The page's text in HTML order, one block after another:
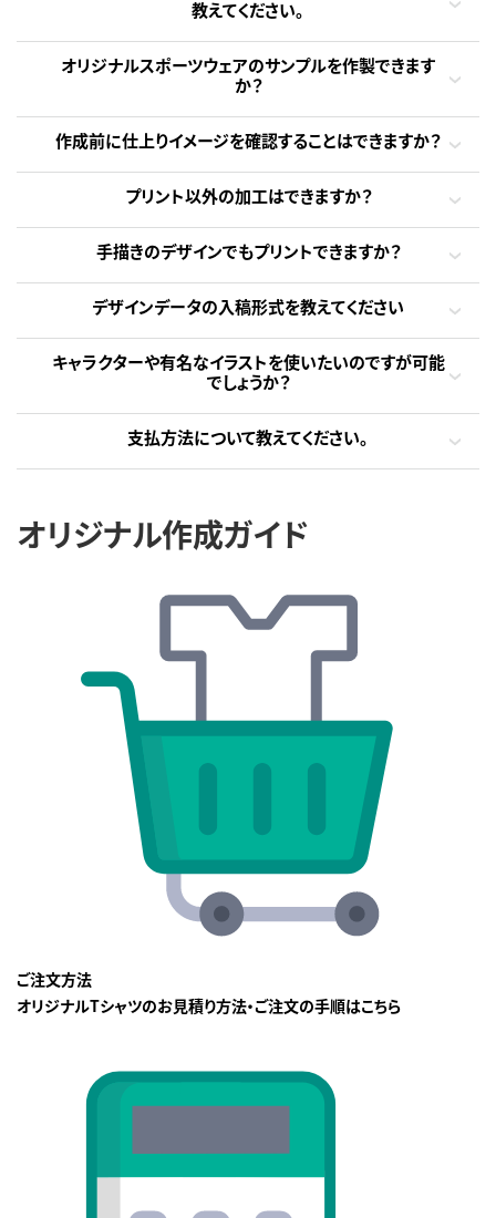
教えてください。
オリジナルスポーツウェアのサンプルを作製できます
か？
作成前に仕上りイメージを確認することはできますか？
プリント以外の加工はできますか？
手描きのデザインでもプリントできますか？
デザインデータの入稿形式を教えてください
キャラクターや有名なイラストを使いたいのですが可能
でしょうか？
支払方法について教えてください。
オリジナル作成ガイド
ご注文方法
オリジナルTシャツのお見積り方法・ご注文の手順はこちら